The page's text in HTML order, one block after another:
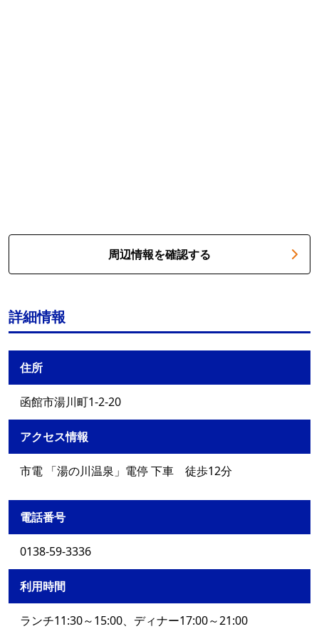
周辺情報を確認する
詳細情報
住所
函館市湯川町1-2-20
アクセス情報
市電 「湯の川温泉」電停 下車 徒歩12分
電話番号
0138-59-3336
利用時間
ランチ11:30～15:00、ディナー17:00～21:00